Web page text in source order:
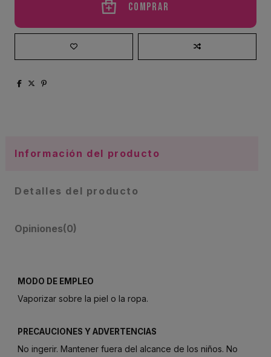
Comprar
Información del producto
Detalles del producto
Opiniones(0)
MODO DE EMPLEO
Vaporizar sobre la piel o la ropa.
PRECAUCIONES Y ADVERTENCIAS
No ingerir. Mantener fuera del alcance de los niños. No